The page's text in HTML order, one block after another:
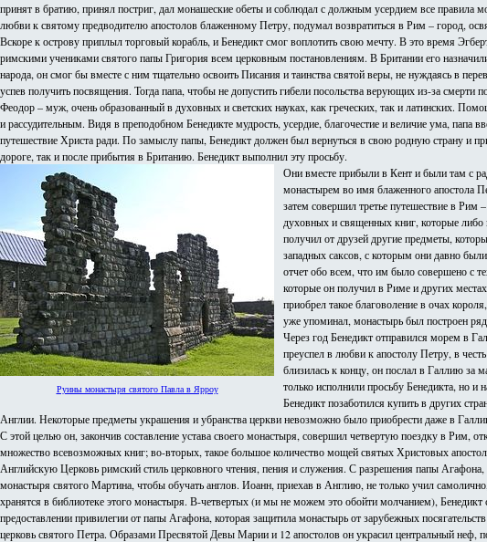
принят в братию, принял постриг, дал монашеские обеты и соблюдал с должным усердием все правила
любви к святому предводителю апостолов блаженному Петру, подумал возвратиться в Рим – город,
Вскоре к острову приплыл торговый корабль, и Бенедикт смог воплотить свою мечту. В это время
римскими учениками святого папы Григория всем церковным постановлениям. В Британии его
народа, он смог бы вместе с ним тщательно освоить Писания и таинства святой веры, не нуждаясь в
успев получить посвящения. Тогда папа, чтобы не допустить гибели посольства верующих из-за
Феодор – муж, очень образованный в духовных и светских науках, как греческих, так и латинских.
и рассудительным. Видя в преподобном Бенедикте мудрость, усердие, благочестие и величие ума, папа
путешествие Христа ради. По замыслу папы, Бенедикт должен был вернуться в свою родную страну и
дороге, так и после прибытия в Британию. Бенедикт выполнил эту просьбу.
Руины монастыря святого Павла в Ярроу
Они вместе прибыли в Кент и были там с
монастырем во имя блаженного апостола
затем совершил третье путешествие в
духовных и священных книг, которые
получил от друзей другие предметы,
западных саксов, с которым они давно
отчет обо всем, что им было совершено с
которые он получил в Риме и других
приобрел такое благоволение в очах
уже упоминал, монастырь был построен
Через год Бенедикт отправился морем в
преуспел в любви к апостолу Петру, в
близилась к концу, он послал в Галлию за
только исполнили просьбу Бенедикта, но и
Бенедикт позаботился купить в других
Англии. Некоторые предметы украшения и убранства церкви невозможно было приобрести даже в
С этой целью он, закончив составление устава своего монастыря, совершил четвертую поездку в
множество всевозможных книг; во-вторых, такое большое количество мощей святых Христовых
Английскую Церковь римский стиль церковного чтения, пения и служения. С разрешения папы
монастыря святого Мартина, чтобы обучать англов. Иоанн, приехав в Англию, не только учил
хранятся в библиотеке этого монастыря. В-четвертых (и мы не можем это обойти молчанием), Бенедикт
предоставлении привилегии от папы Агафона, которая защитила монастырь от зарубежных
церковь святого Петра. Образами Пресвятой Девы Марии и 12 апостолов он украсил центральный